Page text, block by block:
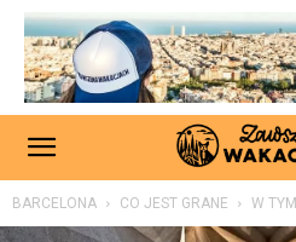
BARCELONA CO JEST GRANE W